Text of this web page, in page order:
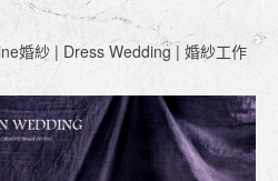
婚紗 | Dress Wedding | 婚紗工作